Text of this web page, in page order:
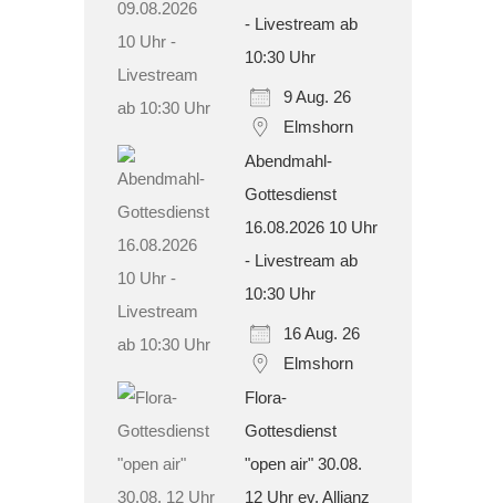
- Livestream ab
10:30 Uhr
9 Aug. 26
Elmshorn
Abendmahl-
Gottesdienst
16.08.2026 10 Uhr
- Livestream ab
10:30 Uhr
16 Aug. 26
Elmshorn
Flora-
Gottesdienst
"open air" 30.08.
12 Uhr ev. Allianz